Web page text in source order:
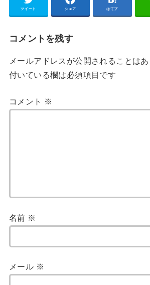
ツイート シェア はてブ
コメントを残す
メールアドレスが公開されることはあ
付いている欄は必須項目です
コメント ※
名前 ※
メール ※